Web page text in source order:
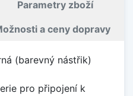
Parametry zboží
a ceny dopravy
(barevný nástřik)
pro připojení k